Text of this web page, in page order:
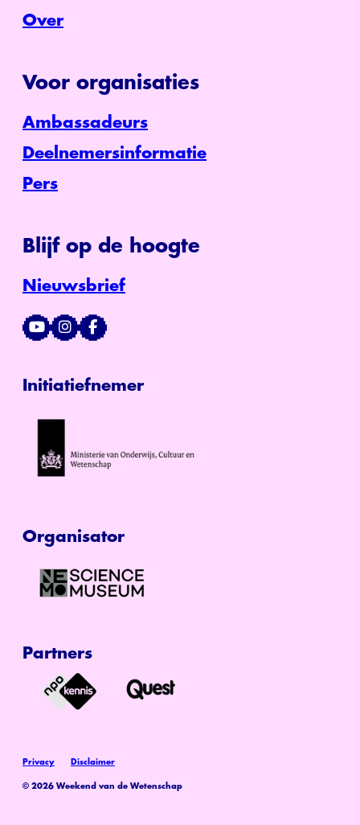
Over
Voor organisaties
Ambassadeurs
Deelnemersinformatie
Pers
Blijf op de hoogte
Nieuwsbrief
Initiatiefnemer
Organisator
Partners
© 2026 Weekend van de Wetenschap
Privacy Disclaimer